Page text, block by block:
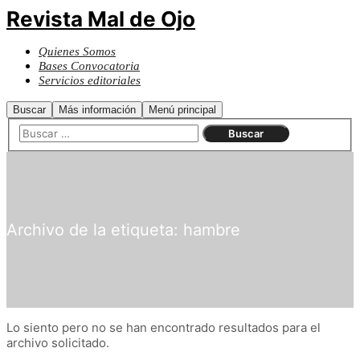
Revista Mal de Ojo
Quienes Somos
Bases Convocatoria
Servicios editoriales
Buscar Más información Menú principal
Archivo de la etiqueta: hambre
Lo siento pero no se han encontrado resultados para el
archivo solicitado.